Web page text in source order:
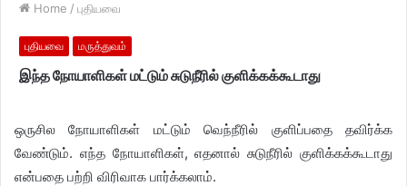
Home / புதியவை
புதியவை மருத்துவம்
இந்த நோயாளிகள் மட்டும் சுடுநீரில் குளிக்கக்கூடாது
ஒருசில நோயாளிகள் மட்டும் வெந்நீரில் குளிப்பதை தவிர்க்க
வேண்டும். எந்த நோயாளிகள், எதனால் சுடுநீரில் குளிக்கக்கூடாது
என்பதை பற்றி விரிவாக பார்க்கலாம்.